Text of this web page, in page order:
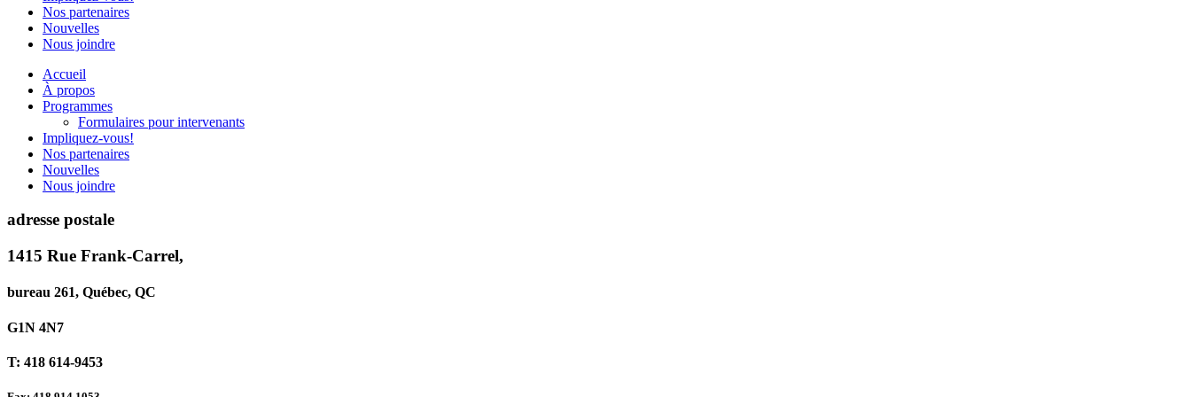
Nos partenaires
Nouvelles
Nous joindre
Accueil
À propos
Programmes
Formulaires pour intervenants
Impliquez-vous!
Nos partenaires
Nouvelles
Nous joindre
adresse postale
1415 Rue Frank-Carrel,
bureau 261, Québec, QC
G1N 4N7
T: 418 614-9453